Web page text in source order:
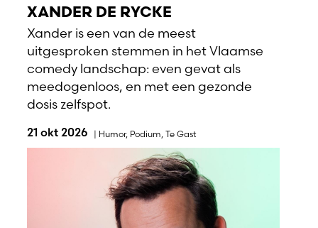
XANDER DE RYCKE
Xander is een van de meest
uitgesproken stemmen in het Vlaamse
comedy landschap: even gevat als
meedogenloos, en met een gezonde
dosis zelfspot.
21 okt 2026 | Humor, Podium Te Gast